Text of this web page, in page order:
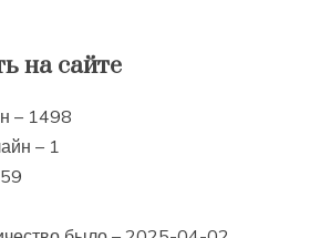
на сайте
– 1498
– 1